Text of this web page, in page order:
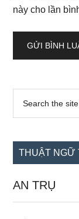
này cho lần
Sidebar
chính
...
THUẬT NGỮ
AN TRỤ